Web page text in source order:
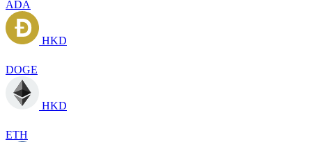
ADA
HKD
DOGE
HKD
ETH